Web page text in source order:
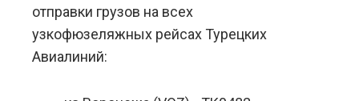
отправки грузов на всех
узкофюзеляжных рейсах Турецких
Авиалиний: